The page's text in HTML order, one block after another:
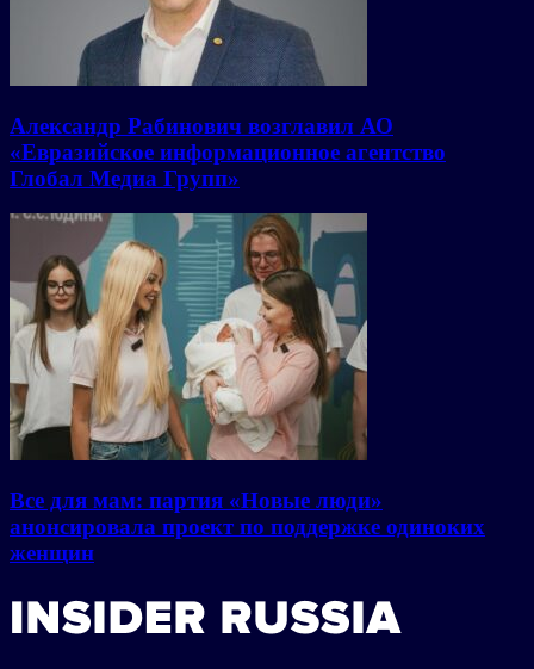
Александр Рабинович возглавил АО
«Евразийское информационное агентство
Глобал Медиа Групп»
Все для мам: партия «Новые люди»
анонсировала проект по поддержке одиноких
женщин